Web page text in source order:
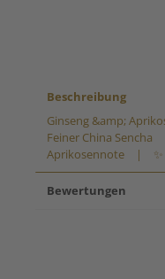
Beschreibung
Ginseng &amp;
Feiner China
Aprikosennote | ✨
Bewertungen